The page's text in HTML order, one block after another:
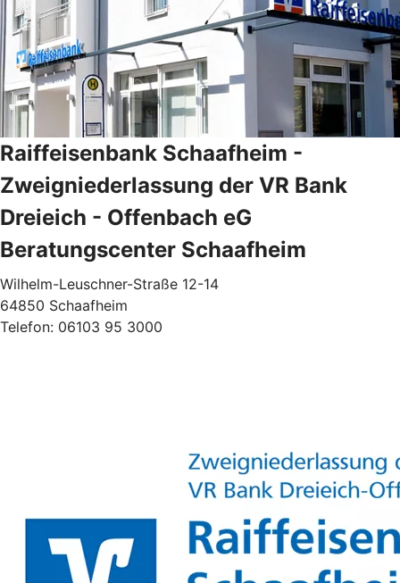
Raiffeisenbank Schaafheim -
Zweigniederlassung der VR Bank
Dreieich - Offenbach eG
Beratungscenter Schaafheim
Wilhelm-Leuschner-Straße 12-14
64850 Schaafheim
Telefon: 06103 95 3000